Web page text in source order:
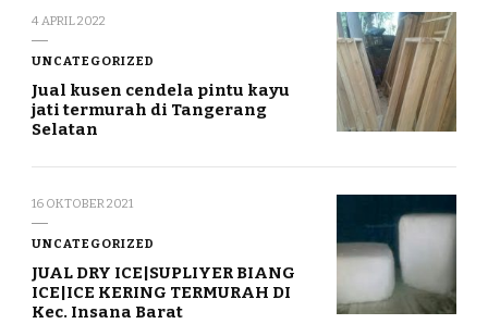
4 APRIL 2022
UNCATEGORIZED
Jual kusen cendela pintu kayu
jati termurah di Tangerang
Selatan
16 OKTOBER 2021
UNCATEGORIZED
JUAL DRY ICE|SUPLIYER BIANG
ICE|ICE KERING TERMURAH DI
Kec. Insana Barat